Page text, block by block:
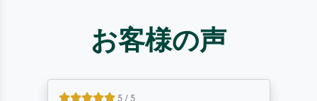
お客様の声